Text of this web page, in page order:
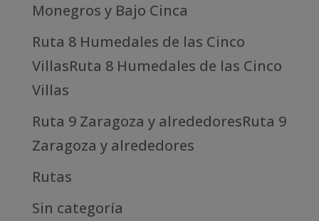
Monegros y Bajo Cinca
Ruta 8 Humedales de las Cinco
VillasRuta 8 Humedales de las Cinco
Villas
Ruta 9 Zaragoza y alrededoresRuta 9
Zaragoza y alrededores
Rutas
Sin categoría